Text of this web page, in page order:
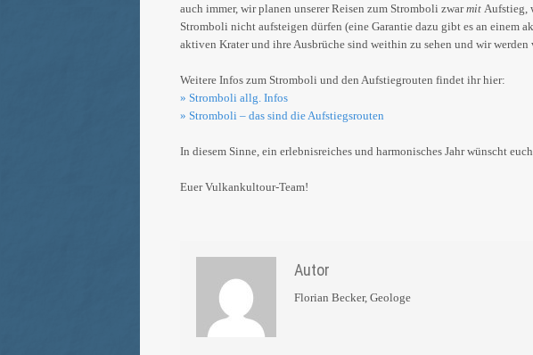
auch immer, wir planen unserer Reisen zum Stromboli zwarmit Aufstieg,
Stromboli nicht aufsteigen dürfen (eine Garantie dazu gibt es an einem
aktiven Krater und ihre Ausbrüche sind weithin zu sehen und wir
Weitere Infos zum Stromboli und den Aufstiegrouten findet ihr hier:
» Stromboli allg. Infos
» Stromboli – das sind die Aufstiegsrouten
In diesem Sinne, ein erlebnisreiches und harmonisches Jahr wünscht euch
Euer Vulkankultour-Team!
Autor
Florian Becker, Geologe